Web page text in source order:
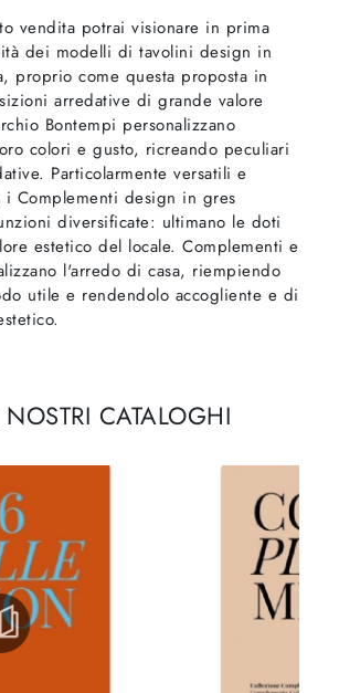
vendita potrai visionare in prima
dei modelli di tavolini design in
proprio come questa proposta in
arredative di grande valore
Bontempi personalizzano
colori e gusto, ricreando peculiari
Particolarmente versatili e
i Complementi design in gres
diversificate: ultimano le doti
estetico del locale. Complementi e
l'arredo di casa, riempiendo
utile e rendendolo accogliente e di
CATALOGHI